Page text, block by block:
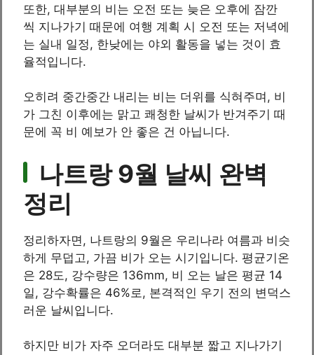
또한, 대부분의 비는 오전 또는 늦은 오후에 잠깐
씩 지나가기 때문에 여행 계획 시 오전 또는 저녁에
는 실내 일정, 한낮에는 야외 활동을 넣는 것이 효
율적입니다.
오히려 중간중간 내리는 비는 더위를 식혀주며, 비
가 그친 이후에는 맑고 쾌청한 날씨가 반겨주기 때
문에 꼭 비 예보가 안 좋은 건 아닙니다.
나트랑 9월 날씨 완벽
정리
정리하자면, 나트랑의 9월은 우리나라 여름과 비슷
하게 무덥고, 가끔 비가 오는 시기입니다. 평균기온
은 28도, 강수량은 136mm, 비 오는 날은 평균 14
일, 강수확률은 46%로, 본격적인 우기 전의 변덕스
러운 날씨입니다.
하지만 비가 자주 오더라도 대부분 짧고 지나가기